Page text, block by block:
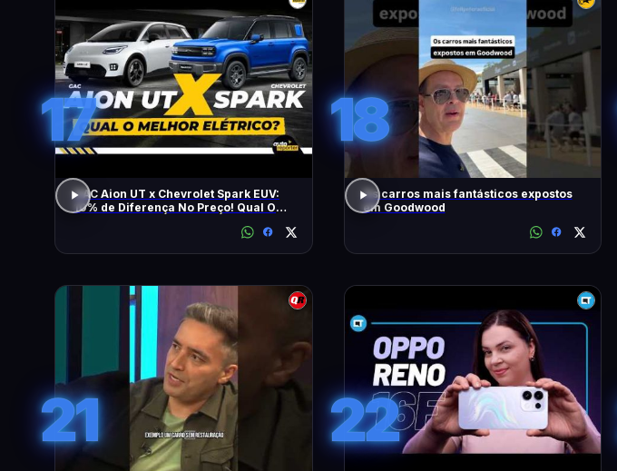
17
GAC Aion UT x Chevrolet Spark EUV:
10% de Diferença No Preço! Qual O
18
Os carros mais fantásticos expostos
em Goodwood
21 22